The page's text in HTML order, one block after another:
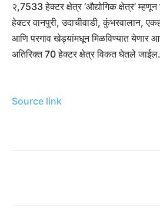
२,7533 हेक्टर क्षेत्र ‘औद्योगिक क्षेत्र’
हेक्टर वानपुरी, उदाचीवाडी, कुंभरवालान,
आणि परगाव खेड्यांमधून मिळविण्यात येणार
अतिरिक्त 70 हेक्टर क्षेत्र विकत घेतले जाईल.
Source link